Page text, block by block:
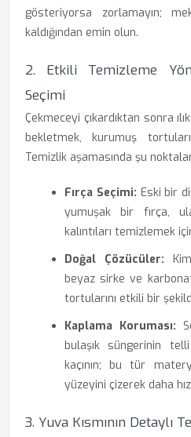
gösteriyorsa zorlamayın;
kaldığından emin olun.
2. Etkili Temizleme
Seçimi
Çekmeceyi çıkardıktan sonra
bekletmek, kurumuş
Temizlik aşamasında şu
Fırça Seçimi: Eski bir
yumuşak bir fırça,
kalıntıları temizlemek
Doğal Çözücüler:
beyaz sirke ve
tortularını etkili bir
Kaplama Koruması:
bulaşık süngerinin telli
kaçının; bu tür
yüzeyini çizerek daha
3. Yuva Kısmının Detaylı